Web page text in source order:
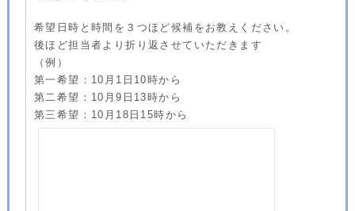
希望日時と時間を３つほど候補をお教えください。
後ほど担当者より折り返させていただきます
（例）
第一希望：10月1日10時から
第二希望：10月9日13時から
第三希望：10月18日15時から